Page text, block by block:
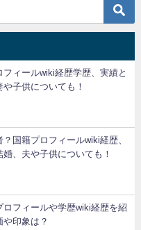
フィールwiki経歴学歴、実績と
子供についても！
国籍プロフィールwiki経歴、
、夫や子供についても！
ロフィールや学歴wiki経歴を紹
や印象は？